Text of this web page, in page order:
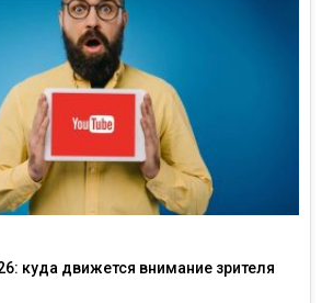
куда движется внимание зрителя